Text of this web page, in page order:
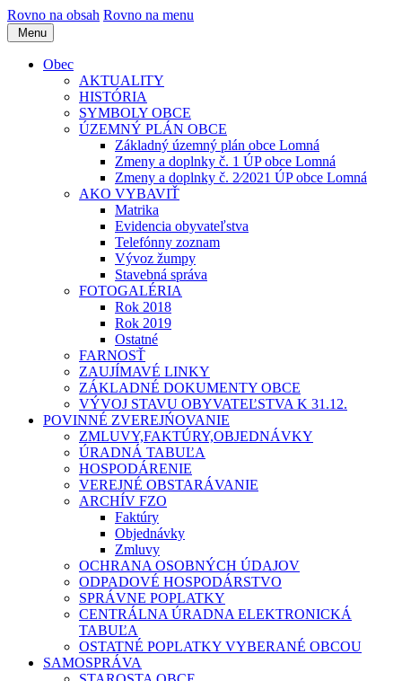
Rovno na obsah Rovno na menu
Menu
Obec
AKTUALITY
HISTÓRIA
SYMBOLY OBCE
ÚZEMNÝ PLÁN OBCE
Základný územný plán obce Lomná
Zmeny a doplnky č. 1 ÚP obce Lomná
Zmeny a doplnky č. 2⁄2021 ÚP obce Lomná
AKO VYBAVIŤ
Matrika
Evidencia obyvateľstva
Telefónny zoznam
Vývoz žumpy
Stavebná správa
FOTOGALÉRIA
Rok 2018
Rok 2019
Ostatné
FARNOSŤ
ZAUJÍMAVÉ LINKY
ZÁKLADNÉ DOKUMENTY OBCE
VÝVOJ STAVU OBYVATEĽSTVA K 31.12.
POVINNÉ ZVEREJŃOVANIE
ZMLUVY,FAKTÚRY,OBJEDNÁVKY
ÚRADNÁ TABUĽA
HOSPODÁRENIE
VEREJNÉ OBSTARÁVANIE
ARCHÍV FZO
Faktúry
Objednávky
Zmluvy
OCHRANA OSOBNÝCH ÚDAJOV
ODPADOVÉ HOSPODÁRSTVO
SPRÁVNE POPLATKY
CENTRÁLNA ÚRADNA ELEKTRONICKÁ
TABUĽA
OSTATNÉ POPLATKY VYBERANÉ OBCOU
SAMOSPRÁVA